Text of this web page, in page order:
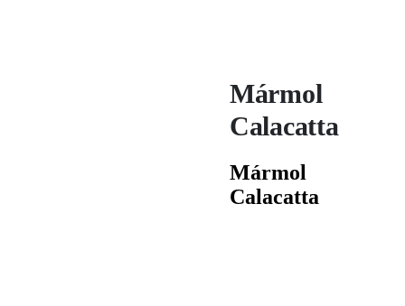
Mármol
Calacatta
Mármol
Calacatta